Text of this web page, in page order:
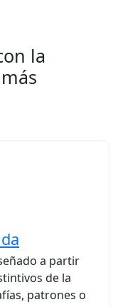
la
a partir
de la
patrones o